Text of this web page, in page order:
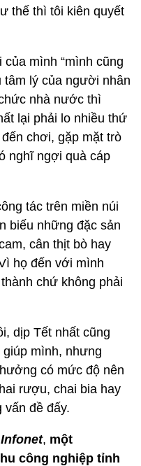
thế thì tôi kiên quyết
mình “mình cũng
lý của người nhân
nhà nước thì
lại phải lo nhiều thứ
chơi, gặp mặt trò
nghĩ ngợi quà cáp
tác trên miền núi
biếu những đặc sản
cân thịt bò hay
họ đến với mình
chứ không phải
dịp Tết nhất cũng
mình, nhưng
có mức độ nên
rượu, chai bia hay
vấn đề đấy.
, một
công nghiệp tỉnh